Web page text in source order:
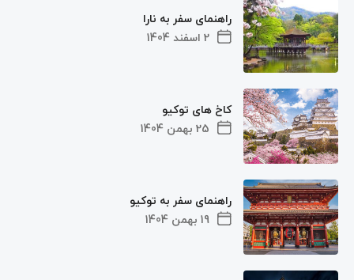
2 اسفند 1404
راهنمای سفر به نارا
25 بهمن 1404
کاخ های توکیو
19 بهمن 1404
راهنمای سفر به توکیو